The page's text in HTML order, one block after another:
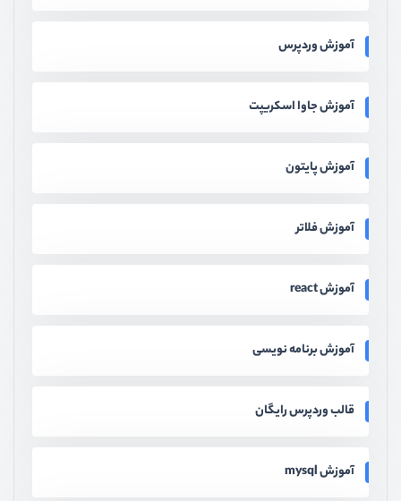
آموزش وردپرس
آموزش جاوا اسکریپت
آموزش پایتون
آموزش فلاتر
آموزش react
آموزش برنامه نویسی
قالب وردپرس رایگان
آموزش mysql